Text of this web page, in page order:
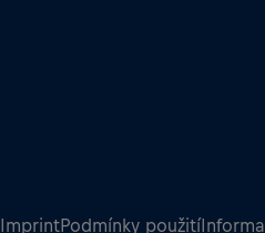
ImprintPodmínky použití